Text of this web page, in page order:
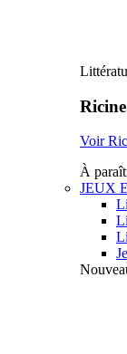
Voir
À
JEUX